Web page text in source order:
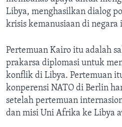
Libya, menghasilkan dialog
krisis kemanusiaan di negara
Pertemuan Kairo itu adalah
prakarsa diplomasi untuk
konflik di Libya. Pertemuan
konperensi NATO di Berlin
setelah pertemuan
dan misi Uni Afrika ke Libya